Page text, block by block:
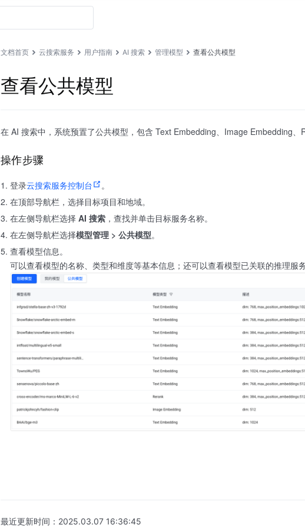
文档首页 云搜索服务 用户指南 AI 搜索 管理模型 查看公共模型
查看公共模型
在 AI 搜索中，系统预置了公共模型，包含 Text Embedding、Image Embedding
操作步骤
登录云搜索服务控制台
。
在顶部导航栏，选择目标项目和地域。
在左侧导航栏选择 AI 搜索 ，查找并单击目标服务名称。
在左侧导航栏选择模型管理 > 公共模型。
查看模型信息。
可以查看模型的名称、类型和维度等基本信息；还可以查看模型已关联的推理服务
最近更新时间： 2025.03.07 16:36:45